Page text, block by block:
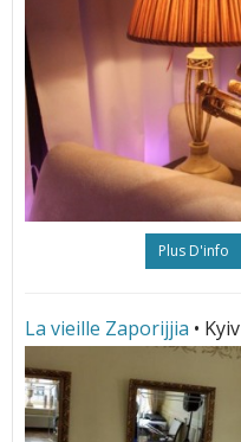
Plus D'info
La vieille Zaporijjia • Kyiv